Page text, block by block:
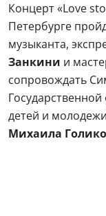
Концерт «Love
Петербурге
музыканта,
Занкини и
сопровождать
детей и
Михаила